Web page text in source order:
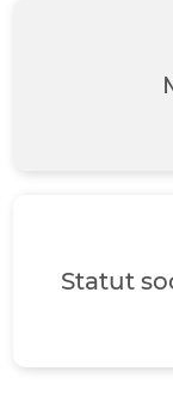
Statut